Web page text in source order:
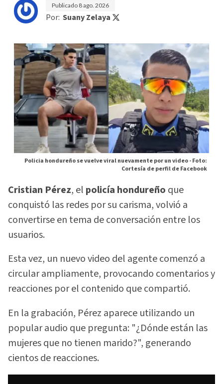
Publicado 8 ago. 2026
Por: Suany Zelaya
Policia hondureño se vuelve viral nuevamente por un video -Foto:
Cortesía de perfil de Facebook
Cristian Pérez, el policía hondureño que
conquistó las redes por su carisma, volvió a
convertirse en tema de conversación entre los
usuarios.
Esta vez, un nuevo video del agente comenzó a
circular ampliamente, provocando comentarios y
reacciones por el contenido que compartió.
En la grabación, Pérez aparece utilizando un
popular audio que pregunta: "¿Dónde están las
mujeres que no tienen marido?", generando
cientos de reacciones.